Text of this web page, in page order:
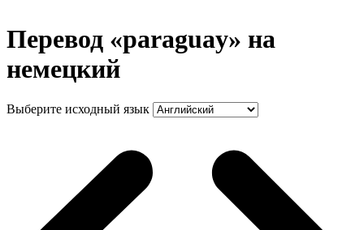
Перевод «paraguay» на
немецкий
Выберите исходный язык